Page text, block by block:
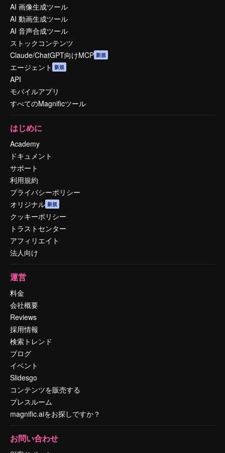
AI 画像生成ツール
AI 動画生成ツール
AI 音声合成ツール
ストックコンテンツ
Claude/ChatGPT向けMCP 新規
エージェント 新規
API
モバイルアプリ
すべてのMagnificツール
はじめに
Academy
ドキュメント
サポート
利用規約
プライバシーポリシー
オリジナル 新規
クッキーポリシー
トラストセンター
アフィリエイト
法人向け
運営
料金
会社概要
Reviews
採用情報
検索トレンド
ブログ
イベント
Slidesgo
コンテンツを販売する
プレスルーム
magnific.aiをお探しですか？
お問い合わせ